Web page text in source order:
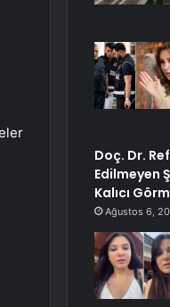
Doç. Dr.
Edilmeyen
Kalıcı
Ağustos 6,